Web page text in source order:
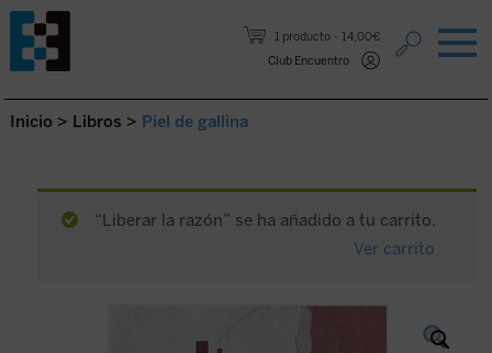
1 producto
14,00€
Club Encuentro
Saltar al contenido.
Inicio > Libros > Piel de gallina
“Liberar la razón” se ha añadido a tu carrito.
Ver carrito